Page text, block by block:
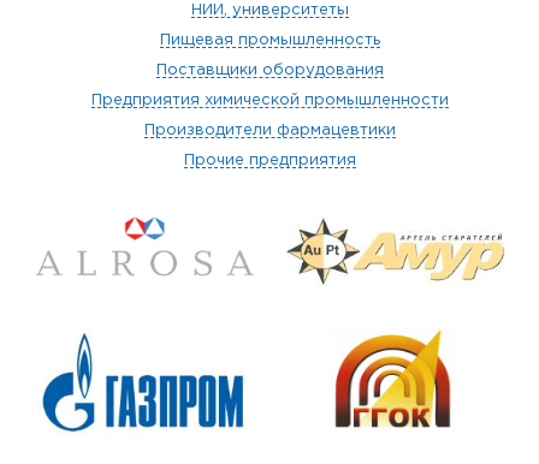
НИИ, университеты
Пищевая промышленность
Поставщики оборудования
Предприятия химической промышленности
Производители фармацевтики
Прочие предприятия